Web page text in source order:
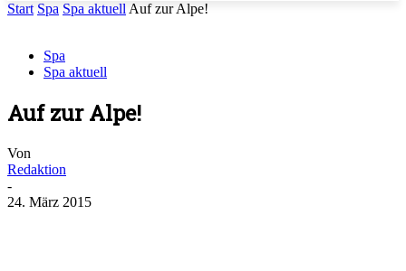
Start Spa Spa aktuell Auf zur Alpe!
Spa
Spa aktuell
Auf zur Alpe!
Von
Redaktion
-
24. März 2015